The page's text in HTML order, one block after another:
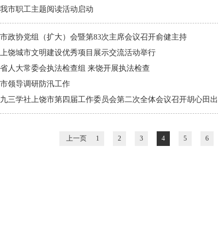
我市职工主题阅读活动启动
市政协党组（扩大）会暨第83次主席会议召开俞健主持
上饶城市文明建设优秀项目展示交流活动举行
省人大常委会执法检查组 来饶开展执法检查
市领导调研防汛工作
九三学社上饶市第四届工作委员会第二次全体会议召开胡心田
上一页 1 2 3 4 5 6